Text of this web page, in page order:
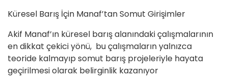
Küresel Barış İçin Manaf’tan Somut Girişimler
Akif Manaf’ın küresel barış alanındaki çalışmalarının
en dikkat çekici yönü, bu çalışmaların yalnızca
teoride kalmayıp somut barış projeleriyle hayata
geçirilmesi olarak belirginlik kazanıyor